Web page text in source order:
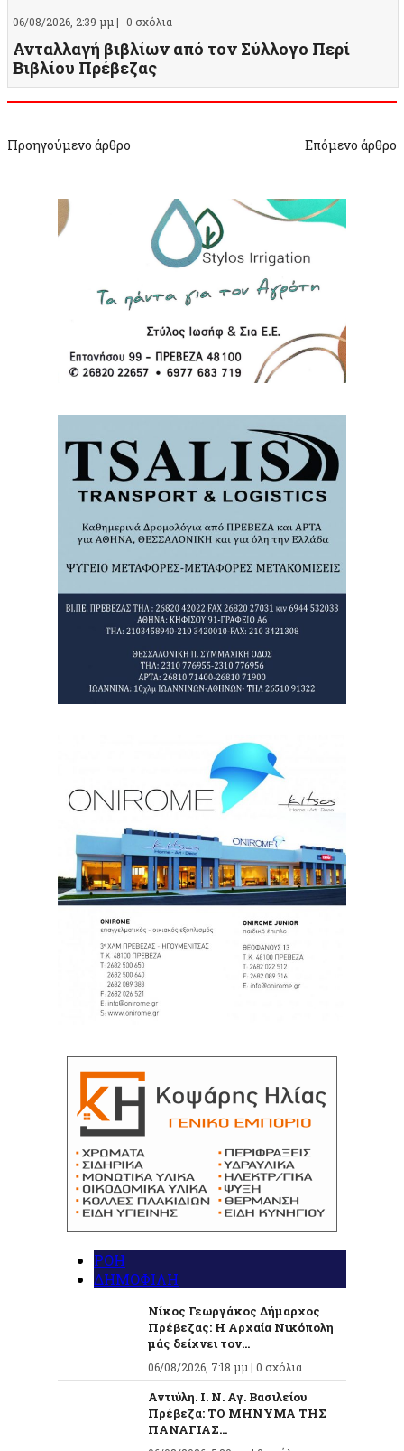
06/08/2026, 2:39 μμ | 0 σχόλια
Ανταλλαγή βιβλίων από τον Σύλλογο Περί
Βιβλίου Πρέβεζας
Προηγούμενο άρθρο Επόμενο άρθρο
ΡΟΗ
ΔΗΜΟΦΙΛΗ
Νίκος Γεωργάκος Δήμαρχος
Πρέβεζας: Η Αρχαία Νικόπολη
μάς δείχνει τον...
06/08/2026, 7:18 μμ | 0 σχόλια
Αντιύλη. Ι. Ν. Αγ. Βασιλείου
Πρέβεζα: ΤΟ ΜΗΝΥΜΑ ΤΗΣ
ΠΑΝΑΓΙΑΣ...